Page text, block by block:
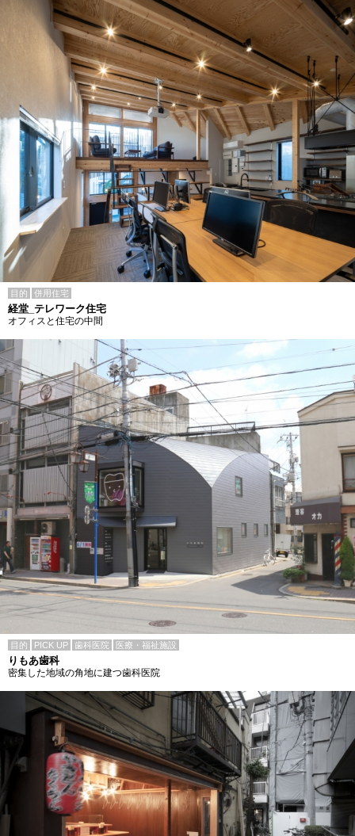
目的 併用住宅
経堂_テレワーク住宅
オフィスと住宅の中間
目的 PICK UP 歯科医院 医療・福祉施設
りもあ歯科
密集した地域の角地に建つ歯科医院